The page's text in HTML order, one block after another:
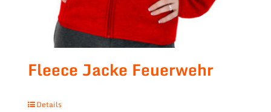
Fleece Jacke Feuerwehr
Details